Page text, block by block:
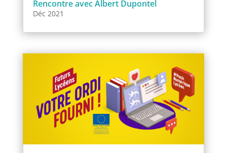
Rencontre avec Albert Dupontel
Déc 2021